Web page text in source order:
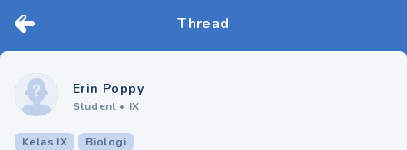
Thread
Erin Poppy
Student • IX
Kelas IX Biologi